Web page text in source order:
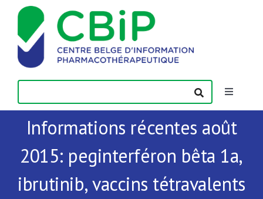
Passer
contenu
Toggle
Actualités
Publications
Informations récentes août
2015: peginterféron bêta 1a,
ibrutinib, vaccins tétravalents